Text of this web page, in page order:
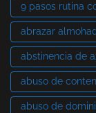
9 pasos rutina
abrazar
abstinencia de
abuso de
abuso de